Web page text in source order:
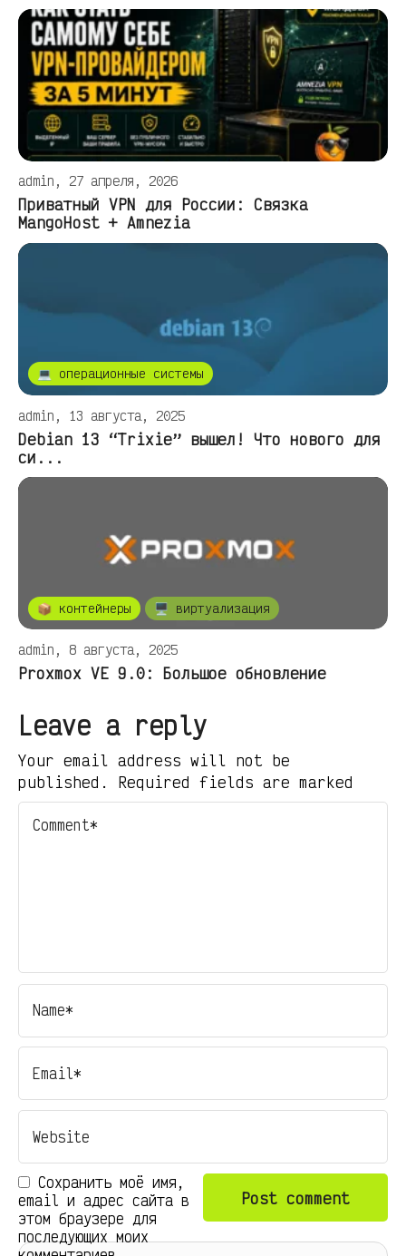
admin, 27 апреля, 2026
Приватный VPN для России: Связка
MangoHost + Amnezia
💻 операционные системы
admin, 13 августа, 2025
Debian 13 “Trixie” вышел! Что нового для
си...
📦 контейнеры 🖥️ виртуализация
admin, 8 августа, 2025
Proxmox VE 9.0: Большое обновление
Leave a reply
Your email address will not be
published. Required fields are marked
Сохранить моё имя,
email и адрес сайта в
этом браузере для
последующих моих